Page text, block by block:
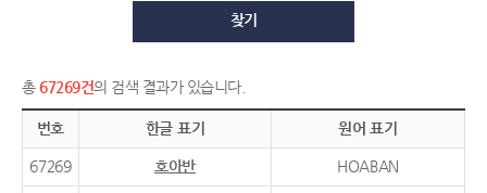
찾기
총 67269건의 검색 결과가 있습니다.
번호 한글 표기 원어 표기
67269 호아반 HOABAN